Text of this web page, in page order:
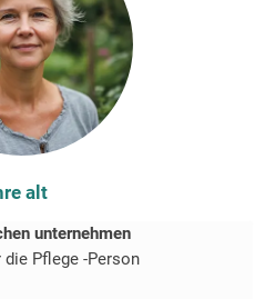
alt
unternehmen
die Pflege -Person